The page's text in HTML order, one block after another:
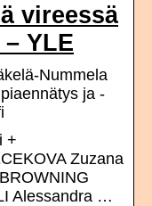
vireessä
YLE
Nummela
ja -
+
Zuzana
Alessandra …